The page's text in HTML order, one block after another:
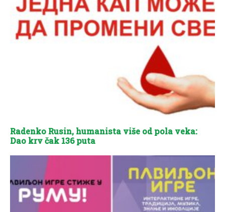
Radenko Rusin, humanista više od pola veka:
Dao krv čak 136 puta